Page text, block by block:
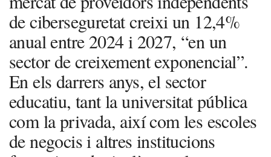
de ciberseguretat creixi un 12,4%
anual entre 2024 i 2027, “en un
sector de creixement exponencial”.
En els darrers anys, el sector
educatiu, tant la universitat pública
com la privada, així com les escoles
de negocis i altres institucions